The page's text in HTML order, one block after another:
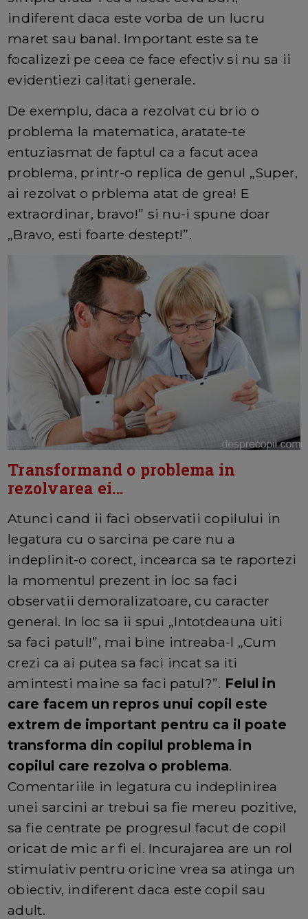
indiferent daca este vorba de un lucru
maret sau banal. Important este sa te
focalizezi pe ceea ce face efectiv si nu sa ii
evidentiezi calitati generale.
De exemplu, daca a rezolvat cu brio o
problema la matematica, aratate-te
entuziasmat de faptul ca a facut acea
problema, printr-o replica de genul „Super,
ai rezolvat o prblema atat de grea! E
extraordinar, bravo!” si nu-i spune doar
„Bravo, esti foarte destept!”.
Transformand o problema in
rezolvarea ei...
Atunci cand ii faci observatii copilului in
legatura cu o sarcina pe care nu a
indeplinit-o corect, incearca sa te raportezi
la momentul prezent in loc sa faci
observatii demoralizatoare, cu caracter
general. In loc sa ii spui „Intotdeauna uiti
sa faci patul!”, mai bine intreaba-l „Cum
crezi ca ai putea sa faci incat sa iti
amintesti maine sa faci patul?”. Felul in
care facem un repros unui copil este
extrem de important pentru ca il poate
transforma din copilul problema in
copilul care rezolva o problema.
Comentariile in legatura cu indeplinirea
unei sarcini ar trebui sa fie mereu pozitive,
sa fie centrate pe progresul facut de copil
oricat de mic ar fi el. Incurajarea are un rol
stimulativ pentru oricine vrea sa atinga un
obiectiv, indiferent daca este copil sau
adult.